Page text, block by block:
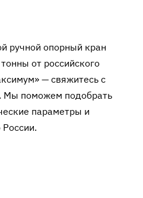
ручной опорный кран
от российского
— свяжитесь с
Мы поможем подобрать
параметры и